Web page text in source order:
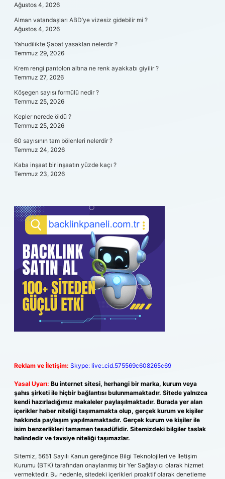
Ağustos 4, 2026
Alman vatandaşları ABD’ye vizesiz gidebilir mi ?
Ağustos 4, 2026
Yahudilikte Şabat yasakları nelerdir ?
Temmuz 29, 2026
Krem rengi pantolon altına ne renk ayakkabı giyilir ?
Temmuz 27, 2026
Köşegen sayısı formülü nedir ?
Temmuz 25, 2026
Kepler nerede öldü ?
Temmuz 25, 2026
60 sayısının tam bölenleri nelerdir ?
Temmuz 24, 2026
Kaba inşaat bir inşaatın yüzde kaçı ?
Temmuz 23, 2026
Reklam ve İletişim: Skype: live:.cid.575569c608265c69
Yasal Uyarı: Bu internet sitesi, herhangi bir marka, kurum veya
şahıs şirketi ile hiçbir bağlantısı bulunmamaktadır. Sitede yalnızca
kendi hazırladığımız makaleler paylaşılmaktadır. Burada yer alan
içerikler haber niteliği taşımamakta olup, gerçek kurum ve kişiler
hakkında paylaşım yapılmamaktadır. Gerçek kurum ve kişiler ile
isim benzerlikleri tamamen tesadüfidir. Sitemizdeki bilgiler taslak
halindedir ve tavsiye niteliği taşımazlar.
Sitemiz, 5651 Sayılı Kanun gereğince Bilgi Teknolojileri ve İletişim
Kurumu (BTK) tarafından onaylanmış bir Yer Sağlayıcı olarak hizmet
vermektedir. Bu nedenle, sitedeki içerikleri proaktif olarak denetleme